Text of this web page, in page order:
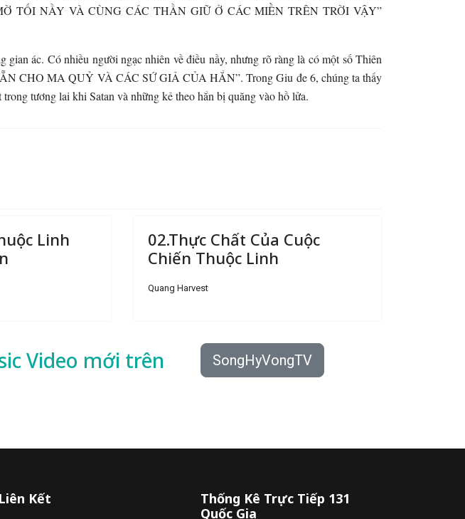
TỐI NẦY VÀ CÙNG CÁC THẦN GIỮ Ở CÁC MIỀN TRÊN TRỜI VẬY”
ác. Có nhiều người ngạc nhiên về điều nầy, nhưng rõ ràng là có một số Thiên
CHO MA QUỶ VÀ CÁC SỨ GIẢ CỦA HẮN”. Trong Giu đe 6, chúng ta thấy
tương lai khi Satan và những kẻ theo hắn bị quăng vào hồ lửa.
Linh
02.Thực Chất Của Cuộc
Chiến Thuộc Linh
Quang Harvest
Video mới trên SongHyVongTV
Liên Kết
Thống Kê Trực Tiếp 131
Quốc Gia